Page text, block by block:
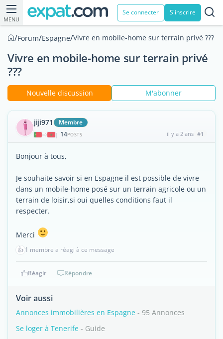
MENU
Se connecter S'inscrire
/Forum/Espagne/Vivre en mobile-home sur terrain privé ???
Vivre en mobile-home sur terrain privé
???
Nouvelle discussion M'abonner
jiji971 Membre
| 14POSTS il y a 2 ans #1
Bonjour à tous,
Je souhaite savoir si en Espagne il est possible de vivre
dans un mobile-home posé sur un terrain agricole ou un
terrain de loisir,si oui quelles conditions faut il
respecter.
Merci
👍 1 membre a réagi à ce message
Réagir Répondre
Voir aussi
Annonces immobilières en Espagne - 95 Annonces
Se loger à Tenerife - Guide